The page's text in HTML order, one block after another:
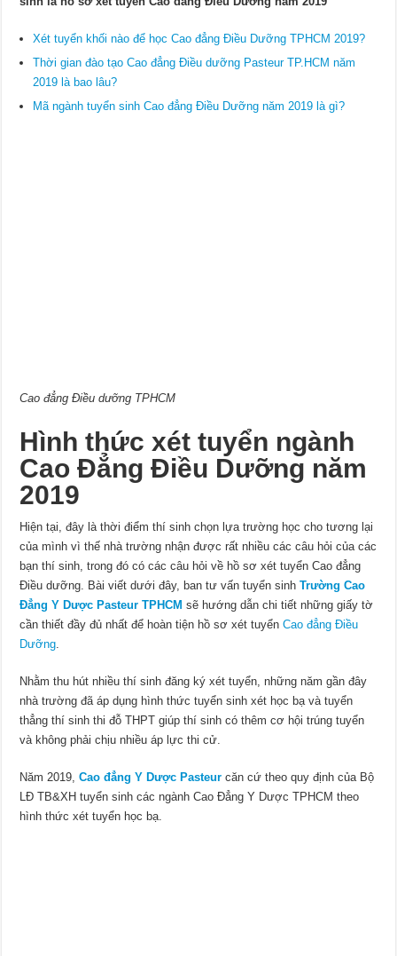
Xét tuyển khối nào để học Cao đẳng Điều Dưỡng TPHCM 2019?
Thời gian đào tạo Cao đẳng Điều dưỡng Pasteur TP.HCM năm
2019 là bao lâu?
Mã ngành tuyển sinh Cao đẳng Điều Dưỡng năm 2019 là gì?
Cao đẳng Điều dưỡng TPHCM
Hình thức xét tuyển ngành
Cao Đẳng Điều Dưỡng năm
2019
Hiện tại, đây là thời điểm thí sinh chọn lựa trường học cho tương lại
của mình vì thế nhà trường nhận được rất nhiều các câu hỏi của các
bạn thí sinh, trong đó có các câu hỏi về hồ sơ xét tuyển Cao đẳng
Điều dưỡng. Bài viết dưới đây, ban tư vấn tuyển sinhTrường Cao
Đẳng Y Dược Pasteur TPHCM sẽ hướng dẫn chi tiết những giấy tờ
cần thiết đầy đủ nhất để hoàn tiện hồ sơ xét tuyểnCao đẳng Điều
Dưỡng.
Nhằm thu hút nhiều thí sinh đăng ký xét tuyển, những năm gần đây
nhà trường đã áp dụng hình thức tuyển sinh xét học bạ và tuyển
thẳng thí sinh thi đỗ THPT giúp thí sinh có thêm cơ hội trúng tuyển
và không phải chịu nhiều áp lực thi cử.
Năm 2019,Cao đẳng Y Dược Pasteur căn cứ theo quy định của Bộ
LĐ TB&XH tuyển sinh các ngành Cao Đẳng Y Dược TPHCM theo
hình thức xét tuyển học bạ.